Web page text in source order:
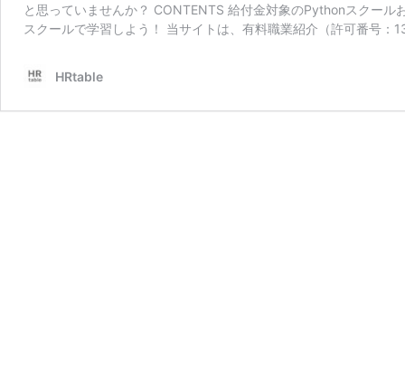
と思っていませんか？ CONTENTS 給付金対象のPythonスクー
スクールで学習しよう！ 当サイトは、有料職業紹介（許可番号：
HRtable